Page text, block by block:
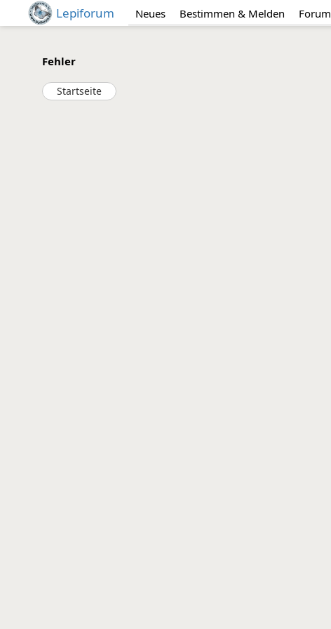
Lepiforum Neues Bestimmen & Melden Forum
Fehler
Startseite